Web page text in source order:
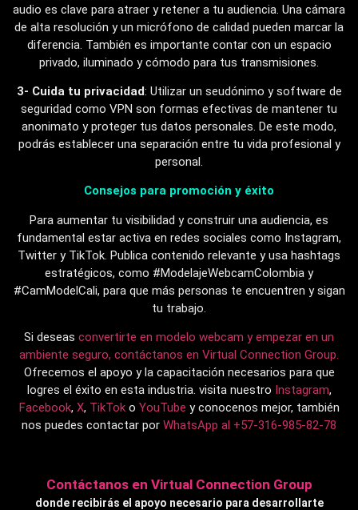
audio es clave para atraer y retener a tu audiencia. Una cámara
de alta resolución y un micrófono de calidad pueden marcar la
diferencia. También es importante contar con un espacio
privado, iluminado y cómodo para tus transmisiones.
3- Cuida tu privacidad: Utilizar un seudónimo y software de
seguridad como VPN son formas efectivas de mantener tu
anonimato y proteger tus datos personales. De este modo,
podrás establecer una separación entre tu vida profesional y
personal.
Consejos para promoción y éxito
Para aumentar tu visibilidad y construir una audiencia, es
fundamental estar activa en redes sociales como Instagram,
Twitter y TikTok. Publica contenido relevante y usa hashtags
estratégicos, como #ModelajeWebcamColombia y
#CamModelCali, para que más personas te encuentren y sigan
tu trabajo.
Si deseas convertirte en modelo webcam y empezar en un
ambiente seguro, contáctanos en Virtual Connection Group.
Ofrecemos el apoyo y la capacitación necesarios para que
logres el éxito en esta industria. visita nuestro Instagram,
Facebook, X, TikToko YouTube y conocenos mejor, también
nos puedes contactar por WhatsApp al +57-316-985-82-78
Contáctanos en Virtual Connection Group
donde recibirás el apoyo necesario para desarrollarte